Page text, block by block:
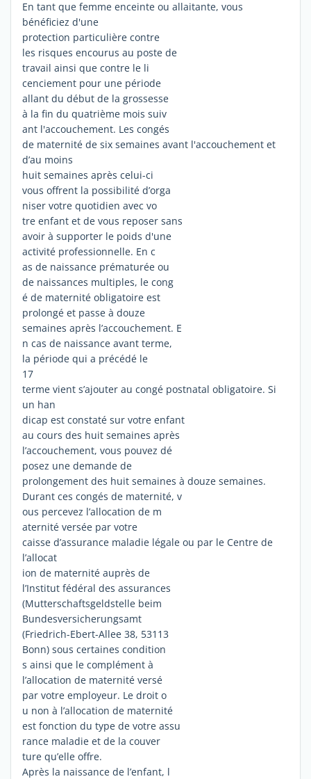
En tant que femme enceinte ou allaitante, vous
bénéficiez d'une
protection particulière contre
les risques encourus au poste de
travail ainsi que contre le li
cenciement pour une période
allant du début de la grossesse
à la fin du quatrième mois suiv
ant l'accouchement. Les congés
de maternité de six semaines avant l'accouchement et
d’au moins
huit semaines après celui-ci
vous offrent la possibilité d’orga
niser votre quotidien avec vo
tre enfant et de vous reposer sans
avoir à supporter le poids d'une
activité professionnelle. En c
as de naissance prématurée ou
de naissances multiples, le cong
é de maternité obligatoire est
prolongé et passe à douze
semaines après l’accouchement. E
n cas de naissance avant terme,
la période qui a précédé le
17
terme vient s’ajouter au congé postnatal obligatoire. Si
un han
dicap est constaté sur votre enfant
au cours des huit semaines après
l’accouchement, vous pouvez dé
posez une demande de
prolongement des huit semaines à douze semaines.
Durant ces congés de maternité, v
ous percevez l’allocation de m
aternité versée par votre
caisse d’assurance maladie légale ou par le Centre de
l’allocat
ion de maternité auprès de
l’Institut fédéral des assurances
(Mutterschaftsgeldstelle beim
Bundesversicherungsamt
(Friedrich-Ebert-Allee 38, 53113
Bonn) sous certaines condition
s ainsi que le complément à
l’allocation de maternité versé
par votre employeur. Le droit o
u non à l’allocation de maternité
est fonction du type de votre assu
rance maladie et de la couver
ture qu’elle offre.
Après la naissance de l’enfant, l